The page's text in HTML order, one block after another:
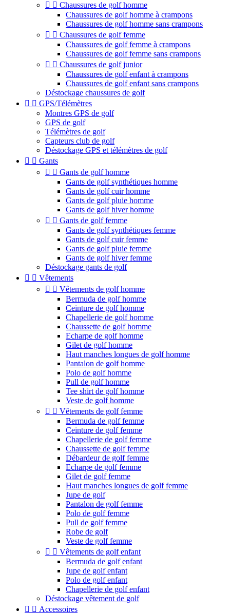
  Chaussures de golf homme
Chaussures de golf homme à crampons
Chaussures de golf homme sans crampons
  Chaussures de golf femme
Chaussures de golf femme à crampons
Chaussures de golf femme sans crampons
  Chaussures de golf junior
Chaussures de golf enfant à crampons
Chaussures de golf enfant sans crampons
Déstockage chaussures de golf
  GPS/Télémètres
Montres GPS de golf
GPS de golf
Télémètres de golf
Capteurs club de golf
Déstockage GPS et télémètres de golf
  Gants
  Gants de golf homme
Gants de golf synthétiques homme
Gants de golf cuir homme
Gants de golf pluie homme
Gants de golf hiver homme
  Gants de golf femme
Gants de golf synthétiques femme
Gants de golf cuir femme
Gants de golf pluie femme
Gants de golf hiver femme
Déstockage gants de golf
  Vêtements
  Vêtements de golf homme
Bermuda de golf homme
Ceinture de golf homme
Chapellerie de golf homme
Chaussette de golf homme
Echarpe de golf homme
Gilet de golf homme
Haut manches longues de golf homme
Pantalon de golf homme
Polo de golf homme
Pull de golf homme
Tee shirt de golf homme
Veste de golf homme
  Vêtements de golf femme
Bermuda de golf femme
Ceinture de golf femme
Chapellerie de golf femme
Chaussette de golf femme
Débardeur de golf femme
Echarpe de golf femme
Gilet de golf femme
Haut manches longues de golf femme
Jupe de golf
Pantalon de golf femme
Polo de golf femme
Pull de golf femme
Robe de golf
Veste de golf femme
  Vêtements de golf enfant
Bermuda de golf enfant
Jupe de golf enfant
Polo de golf enfant
Chapellerie de golf enfant
Déstockage vêtement de golf
  Accessoires